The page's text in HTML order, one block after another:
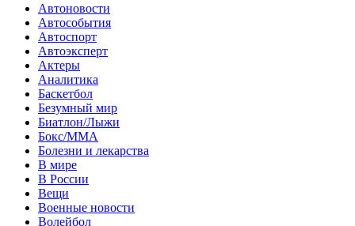
Автоновости
Автособытия
Автоспорт
Автоэксперт
Актеры
Аналитика
Баскетбол
Безумный мир
Биатлон/Лыжи
Бокс/MMA
Болезни и лекарства
В мире
В России
Вещи
Военные новости
Волейбол